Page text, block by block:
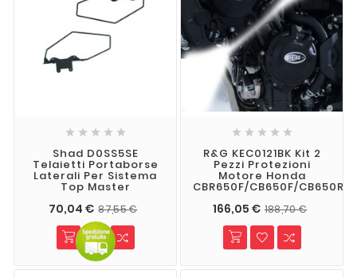
    
Shad D0SS5SE
Telaietti Portaborse
Laterali Per Sistema
Top Master
70,04 € 87,55 €
    
R&G KEC0121BK Kit 2
Pezzi Protezioni
Motore Honda
CBR650F/CB650F/CB650R/
166,05 € 188,70 €